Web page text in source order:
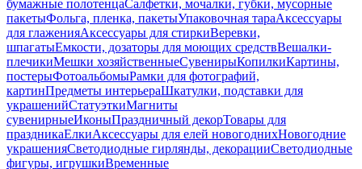
бумажные полотенцаСалфетки, мочалки, губки, мусорные
пакетыФольга, пленка, пакетыУпаковочная тараАксессуары
для глаженияАксессуары для стиркиВеревки,
шпагатыЕмкости, дозаторы для моющих средствВешалки-
плечикиМешки хозяйственныеСувенирыКопилкиКартины,
постерыФотоальбомыРамки для фотографий,
картинПредметы интерьераШкатулки, подставки для
украшенийСтатуэткиМагниты
сувенирныеИконыПраздничный декорТовары для
праздникаЕлкиАксессуары для елей новогоднихНовогодние
украшенияСветодиодные гирлянды, декорацииСветодиодные
фигуры, игрушкиВременные